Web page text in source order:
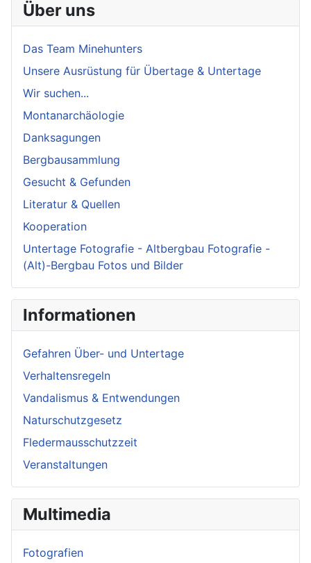
Über uns
Das Team Minehunters
Unsere Ausrüstung für Übertage & Untertage
Wir suchen...
Montanarchäologie
Danksagungen
Bergbausammlung
Gesucht & Gefunden
Literatur & Quellen
Kooperation
Untertage Fotografie - Altbergbau Fotografie -
(Alt)-Bergbau Fotos und Bilder
Informationen
Gefahren Über- und Untertage
Verhaltensregeln
Vandalismus & Entwendungen
Naturschutzgesetz
Fledermausschutzzeit
Veranstaltungen
Multimedia
Fotografien